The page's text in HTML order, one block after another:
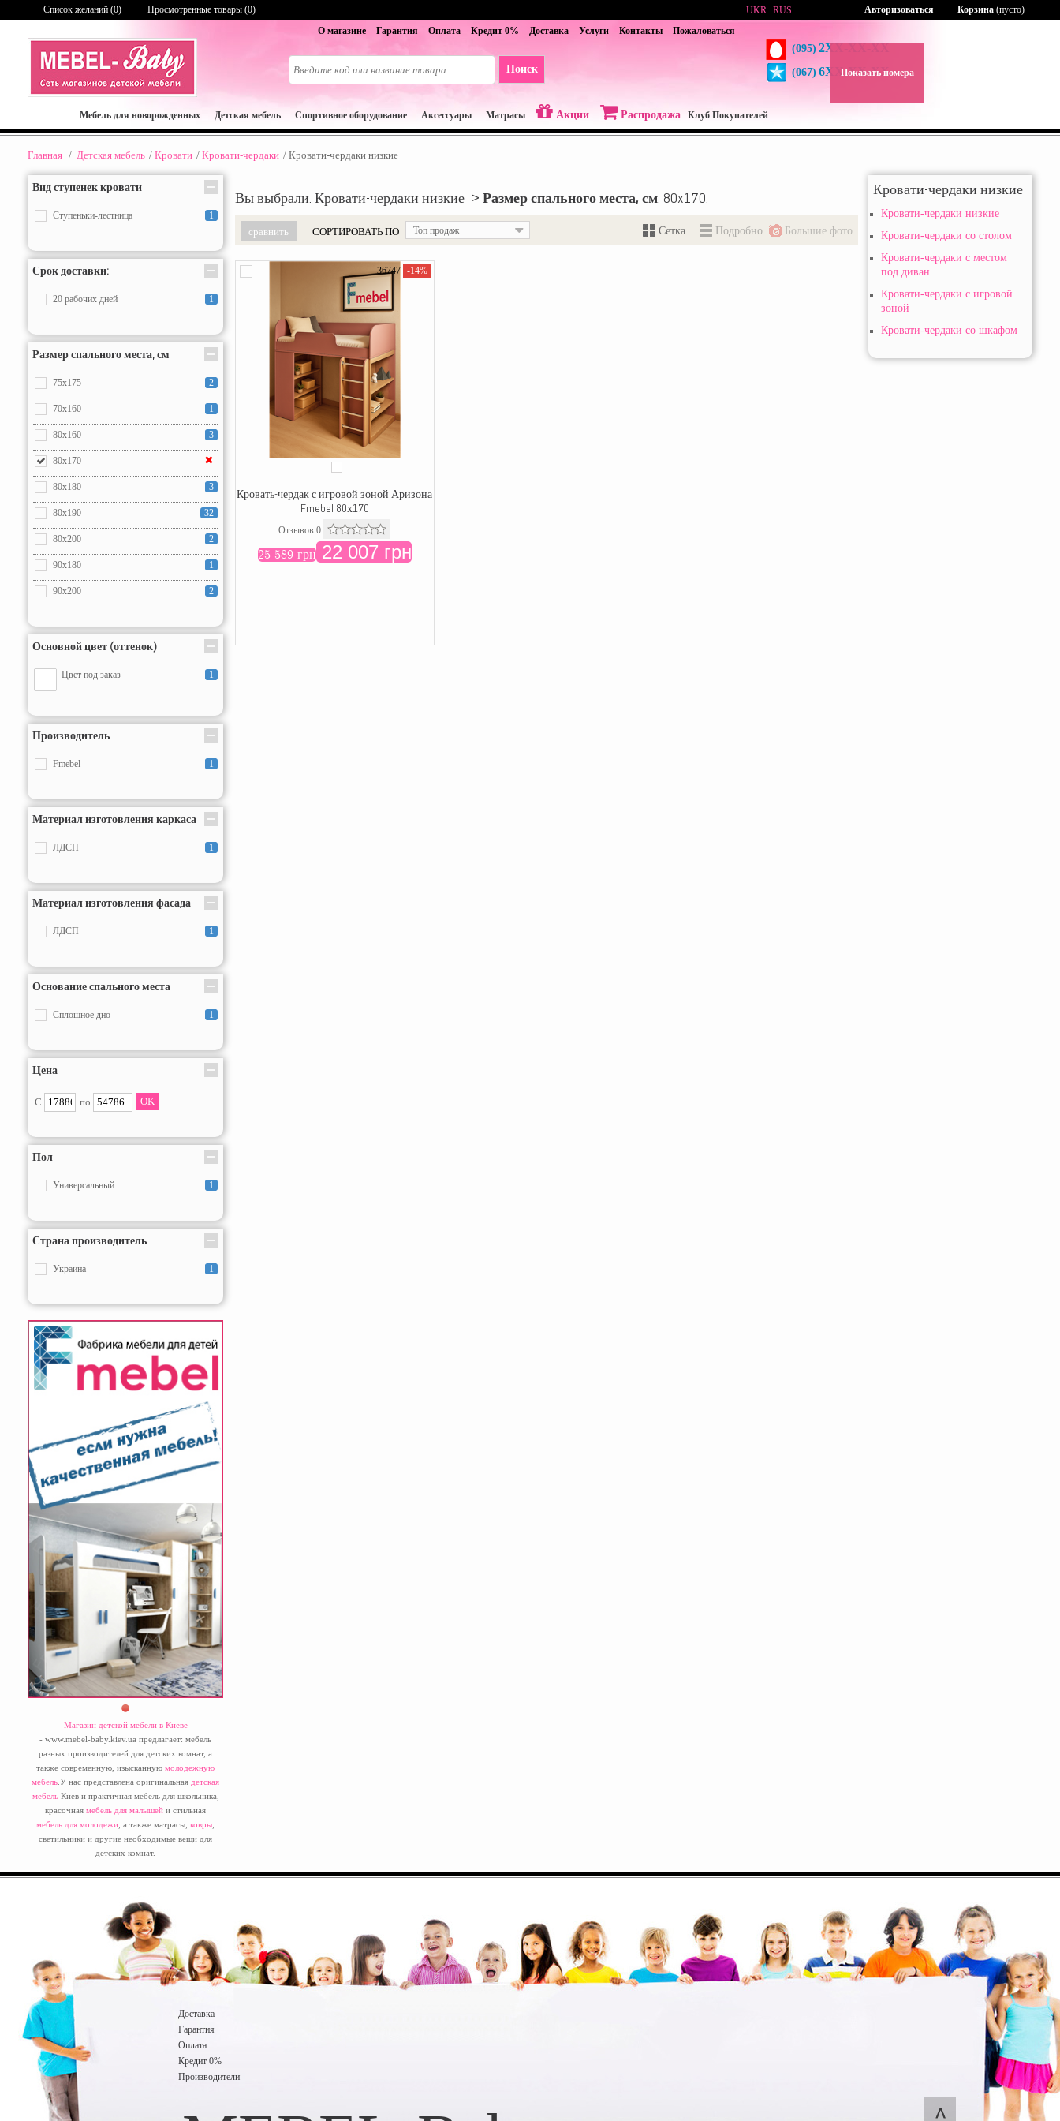
О магазине Гарантия Оплата Кредит 0% Доставка Услуги Контакты Пожаловаться
(095) 2XX-XX-XX
(067) 6XX-XX-XX
Показать номера
UKR RUS
Список желаний (0) Просмотренные товары (0) Корзина (пусто)
Авторизоваться
Мебель для новорожденных Детская мебель Спортивное оборудование Аксессуары Матрасы Акции Распродажа Клуб Покупателей
Главная / Детская мебель / Кровати / Кровати-чердаки / Кровати-чердаки низкие
Вид ступенек кровати
Ступеньки-лестница 1
Срок доставки:
20 рабочих дней 1
Размер спального места, см
75x175 2
70x160 1
80x160 3
80x170 ✖
80x180 3
80x190 32
80x200 2
90x180 1
90x200 2
Основной цвет (оттенок)
Цвет под заказ 1
Производитель
Fmebel 1
Материал изготовления каркаса
ЛДСП 1
Материал изготовления фасада
ЛДСП 1
Основание спального места
Сплошное дно 1
Цена
С по
Пол
Универсальный 1
Страна производитель
Украина 1
Магазин детской мебели в Киеве
- www.mebel-baby.kiev.ua предлагает: мебель
разных производителей для детских комнат, а
также современную, изысканную молодежную
мебель .У нас представлена оригинальная детская
мебельКиев и практичная мебель для школьника,
красочная мебель для малышей и стильная
мебель для молодежи , а также матрасы, ковры
светильники и другие необходимые вещи для
детских комнат.
Вы выбрали: Кровати-чердаки низкие > Размер спального места, см: 80x170.
СОРТИРОВАТЬ ПО Топ продаж Сетка Подробно Большие фото
36747 -14%
Кровать-чердак с игровой зоной Аризона
Fmebel 80х170
Отзывов 0
25 589 грн22 007 грн
Кровати-чердаки низкие
Кровати-чердаки низкие
Кровати-чердаки со столом
Кровати-чердаки с местом
под диван
Кровати-чердаки с игровой
зоной
Кровати-чердаки со шкафом
Доставка
Гарантия
Оплата
Кредит 0%
Производители